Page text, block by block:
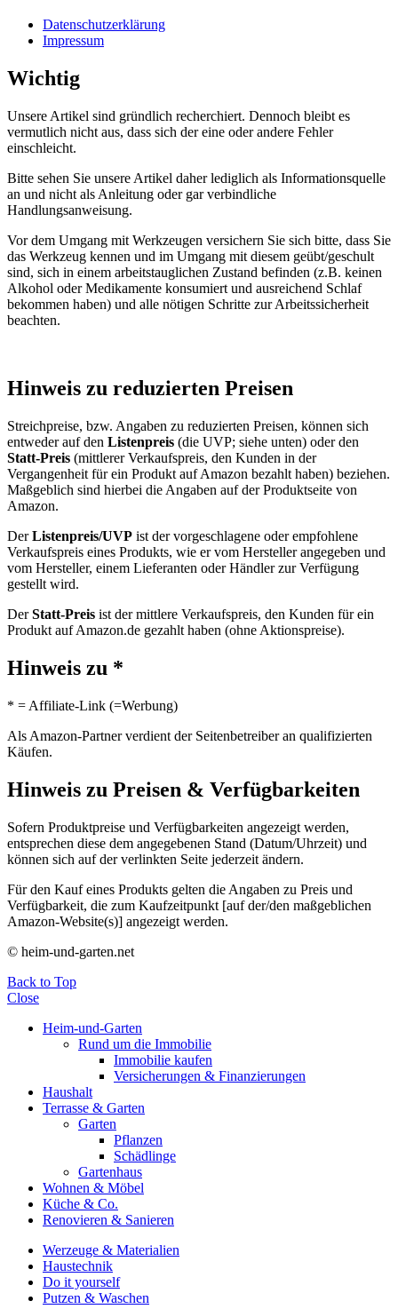
Datenschutzerklärung
Impressum
Wichtig
Unsere Artikel sind gründlich recherchiert. Dennoch bleibt es
vermutlich nicht aus, dass sich der eine oder andere Fehler
einschleicht.
Bitte sehen Sie unsere Artikel daher lediglich als Informationsquelle
an und nicht als Anleitung oder gar verbindliche
Handlungsanweisung.
Vor dem Umgang mit Werkzeugen versichern Sie sich bitte, dass Sie
das Werkzeug kennen und im Umgang mit diesem geübt/geschult
sind, sich in einem arbeitstauglichen Zustand befinden (z.B. keinen
Alkohol oder Medikamente konsumiert und ausreichend Schlaf
bekommen haben) und alle nötigen Schritte zur Arbeitssicherheit
beachten.
Hinweis zu reduzierten Preisen
Streichpreise, bzw. Angaben zu reduzierten Preisen, können sich
entweder auf den Listenpreis (die UVP; siehe unten) oder den
Statt-Preis (mittlerer Verkaufspreis, den Kunden in der
Vergangenheit für ein Produkt auf Amazon bezahlt haben) beziehen.
Maßgeblich sind hierbei die Angaben auf der Produktseite von
Amazon.
DerListenpreis/UVP ist der vorgeschlagene oder empfohlene
Verkaufspreis eines Produkts, wie er vom Hersteller angegeben und
vom Hersteller, einem Lieferanten oder Händler zur Verfügung
gestellt wird.
DerStatt-Preis ist der mittlere Verkaufspreis, den Kunden für ein
Produkt auf Amazon.de gezahlt haben (ohne Aktionspreise).
Hinweis zu *
* = Affiliate-Link (=Werbung)
Als Amazon-Partner verdient der Seitenbetreiber an qualifizierten
Käufen.
Hinweis zu Preisen & Verfügbarkeiten
Sofern Produktpreise und Verfügbarkeiten angezeigt werden,
entsprechen diese dem angegebenen Stand (Datum/Uhrzeit) und
können sich auf der verlinkten Seite jederzeit ändern.
Für den Kauf eines Produkts gelten die Angaben zu Preis und
Verfügbarkeit, die zum Kaufzeitpunkt [auf der/den maßgeblichen
Amazon-Website(s)] angezeigt werden.
© heim-und-garten.net
Back to Top
Close
Heim-und-Garten
Rund um die Immobilie
Immobilie kaufen
Versicherungen & Finanzierungen
Haushalt
Terrasse & Garten
Garten
Pflanzen
Schädlinge
Gartenhaus
Wohnen & Möbel
Küche & Co.
Renovieren & Sanieren
Werzeuge & Materialien
Haustechnik
Do it yourself
Putzen & Waschen